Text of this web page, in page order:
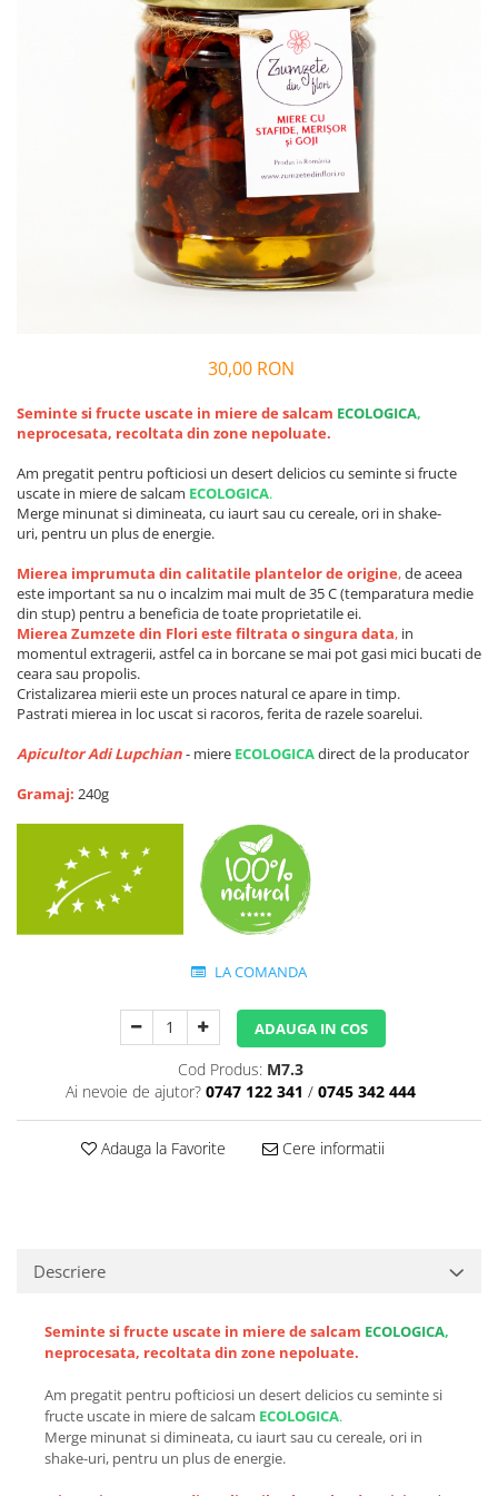
Fructe si legume deshidratate
Sare romaneasca
Remedii naturiste
Ceaiuri medicinale
Tincturi si siropuri
Perne de Sare
30,00 RON
Seminte si fructe uscate in miere de salcam ECOLOGICA,
neprocesata, recoltata din zone nepoluate.
Am pregatit pentru pofticiosi un desert delicios cu seminte si fructe
uscate in miere de salcam ECOLOGICA.
Merge minunat si dimineata, cu iaurt sau cu cereale, ori in shake-
uri, pentru un plus de energie.
Mierea imprumuta din calitatile plantelor de origine,de aceea
este important sa nu o incalzim mai mult de 35 C (temparatura medie
din stup) pentru a beneficia de toate proprietatile ei.
Mierea Zumzete din Flori este filtrata o singura data, in
momentul extragerii, astfel ca in borcane se mai pot gasi mici bucati de
ceara sau propolis.
Cristalizarea mierii este un proces natural ce apare in timp.
Pastrati mierea in loc uscat si racoros, ferita de razele soarelui.
Apicultor Adi Lupchian- miere ECOLOGICAdirect de la producator
Gramaj: 240g
LA COMANDA
ADAUGA IN COS
Cod Produs: M7.3
Ai nevoie de ajutor? 0747 122 341 / 0745 342 444
Adauga la Favorite Cere informatii
Descriere
Seminte si fructe uscate in miere de salcam ECOLOGICA,
neprocesata, recoltata din zone nepoluate.
Am pregatit pentru pofticiosi un desert delicios cu seminte si
fructe uscate in miere de salcam ECOLOGICA.
Merge minunat si dimineata, cu iaurt sau cu cereale, ori in
shake-uri, pentru un plus de energie.